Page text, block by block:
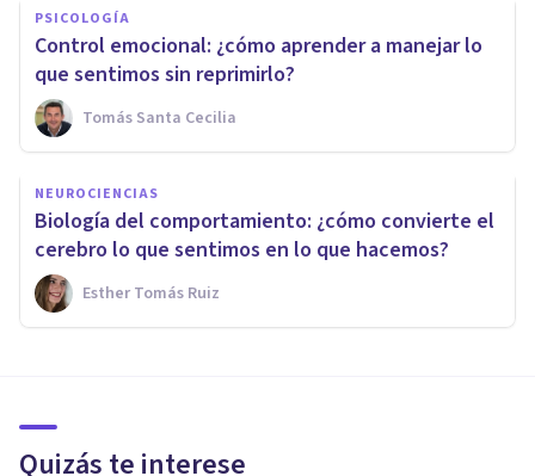
PSICOLOGÍA
Control emocional: ¿cómo aprender a manejar lo
que sentimos sin reprimirlo?
Tomás Santa Cecilia
NEUROCIENCIAS
Biología del comportamiento: ¿cómo convierte el
cerebro lo que sentimos en lo que hacemos?
Esther Tomás Ruiz
Quizás te interese